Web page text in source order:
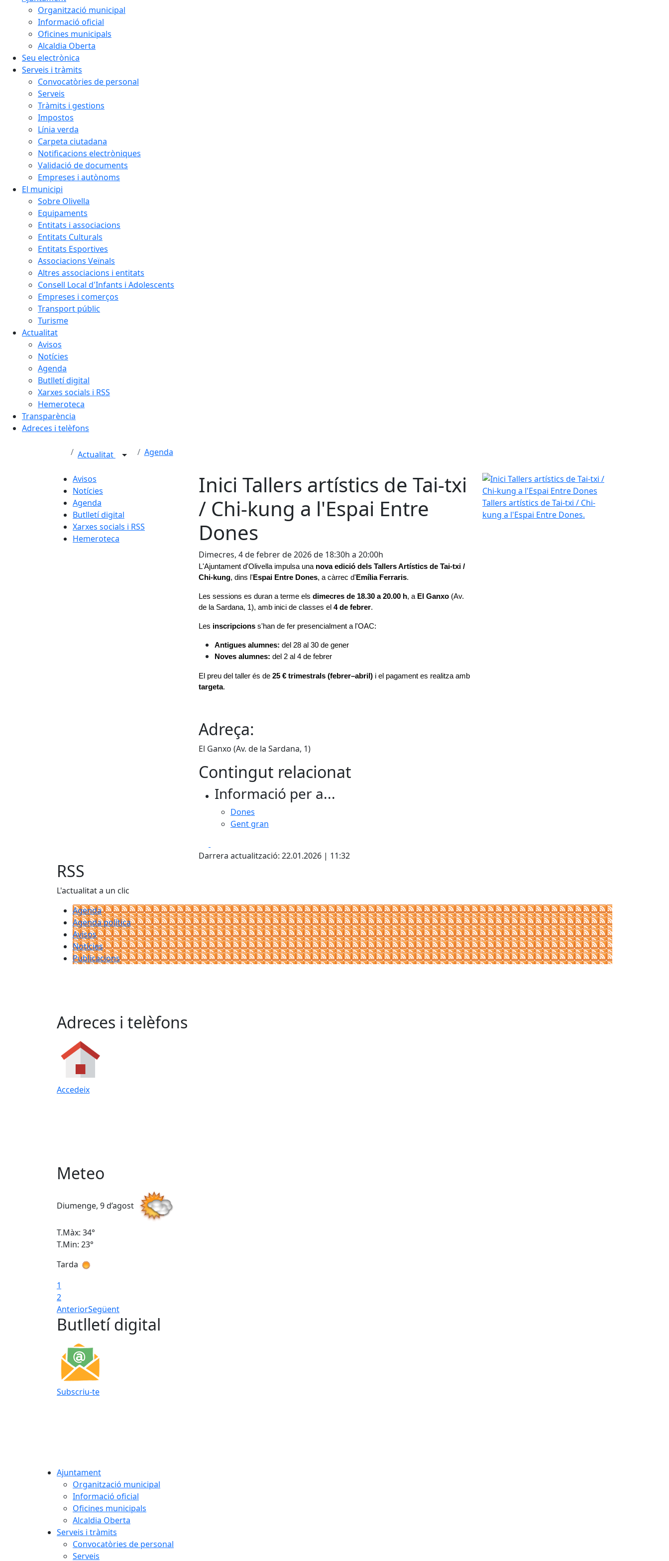
Organització municipal
Informació oficial
Oficines municipals
Alcaldia Oberta
Seu electrònica
Serveis i tràmits
Convocatòries de personal
Serveis
Tràmits i gestions
Impostos
Línia verda
Carpeta ciutadana
Notificacions electròniques
Validació de documents
Empreses i autònoms
El municipi
Sobre Olivella
Equipaments
Entitats i associacions
Entitats Culturals
Entitats Esportives
Associacions Veïnals
Altres associacions i entitats
Consell Local d'Infants i Adolescents
Empreses i comerços
Transport públic
Turisme
Actualitat
Avisos
Notícies
Agenda
Butlletí digital
Xarxes socials i RSS
Hemeroteca
Transparència
Adreces i telèfons
Actualitat Agenda
Avisos
Notícies
Agenda
Butlletí digital
Xarxes socials i RSS
Hemeroteca
Inici Tallers artístics de Tai-txi
/ Chi-kung a l'Espai Entre
Dones
Dimecres, 4 de febrer de 2026 de 18:30h a 20:00h
L'Ajuntament d'Olivella impulsa una nova edició dels Tallers Artístics de Tai-txi /
Chi-kung, dins l' Espai Entre Dones, a càrrec d' Emília Ferraris.
Les sessions es duran a terme els dimecres de 18.30 a 20.00 h, a El Ganxo (Av.
de la Sardana, 1), amb inici de classes el 4 de febrer.
Les inscripcions s'han de fer presencialment a l'OAC:
Antigues alumnes: del 28 al 30 de gener
Noves alumnes: del 2 al 4 de febrer
El preu del taller és de 25 € trimestrals (febrer–abril)
targeta.
Adreça:
El Ganxo (Av. de la Sardana, 1)
Contingut relacionat
Informació per a...
Dones
Gent gran
Darrera actualització: 22.01.2026 | 11:32
Inici Tallers artístics de Tai-txi / Chi-kung a l'Espai
Tallers artístics de Tai-txi / Chi-
kung a l'Espai Entre Dones.
RSS
L'actualitat a un clic
Agenda
Agenda política
Avisos
Notícies
Publicacions
Adreces i telèfons
Accedeix
Meteo
Diumenge, 9 d’agost
T.Màx: 34°
T.Min: 23°
Tarda
1
2
AnteriorSegüent
Butlletí digital
Subscriu-te
Ajuntament
Organització municipal
Informació oficial
Oficines municipals
Alcaldia Oberta
Serveis i tràmits
Convocatòries de personal
Serveis